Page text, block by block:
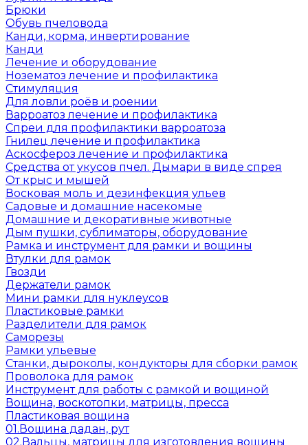
Брюки
Обувь пчеловода
Канди, корма, инвертирование
Канди
Лечение и оборудование
Нозематоз лечение и профилактика
Стимуляция
Для ловли роёв и роении
Варроатоз лечение и профилактика
Спреи для профилактики варроатоза
Гнилец лечение и профилактика
Аскосфероз лечение и профилактика
Средства от укусов пчел. Дымари в виде спрея
От крыс и мышей
Восковая моль и дезинфекция ульев
Садовые и домашние насекомые
Домашние и декоративные животные
Дым пушки, сублиматоры, оборудование
Рамка и инструмент для рамки и вощины
Втулки для рамок
Гвозди
Держатели рамок
Мини рамки для нуклеусов
Пластиковые рамки
Разделители для рамок
Саморезы
Рамки ульевые
Станки, дыроколы, кондукторы для сборки рамок
Проволока для рамок
Инструмент для работы с рамкой и вощиной
Вощина, воскотопки, матрицы, пресса
Пластиковая вощина
01.Вощина дадан, рут
02.Вальцы, матрицы для изготовления вощины